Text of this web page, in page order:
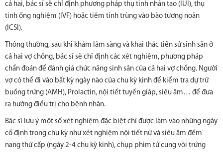
cả hai, bác sĩ sẽ chỉ định phương pháp thụ tinh nhân tạo (IUI), thụ
tinh ống nghiệm (IVF) hoặc tiêm tinh trùng vào bào tương noãn
(ICSI).
Thông thường, sau khi khám lâm sàng và khai thác tiền sử sinh sản ở
cả hai vợ chồng, bác sĩ sẽ chỉ định các xét nghiệm, phương pháp
chẩn đoán để đánh giá chức năng sinh sản của cả hai vợ chồng. Người
vợ có thể đi vào bất kỳ ngày nào của chu kỳ kinh để kiểm tra dự trữ
buồng trứng (AMH), Prolactin, nội tiết tuyến giáp, siêu âm… để đưa
ra hướng điều trị cho bệnh nhân.
Bác sĩ lưu ý một số xét nghiệm đặc biệt chỉ được làm vào những ngày
cố định trong chu kỳ như xét nghiệm nội tiết nữ và siêu âm đếm
nang thứ cấp (ngày 2-4 chu kỳ kinh), chụp phim tử cung vòi trứng